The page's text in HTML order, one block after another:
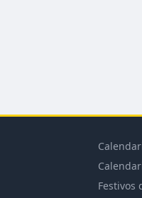
Festivos